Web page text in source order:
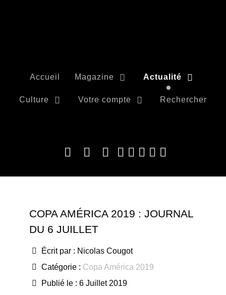
Accueil Magazine Actualité
Culture Votre compte Rechercher
COPA AMÉRICA 2019 : JOURNAL
DU 6 JUILLET
Écrit par : Nicolas Cougot
Catégorie : Copa América 2019
Publié le : 6 Juillet 2019